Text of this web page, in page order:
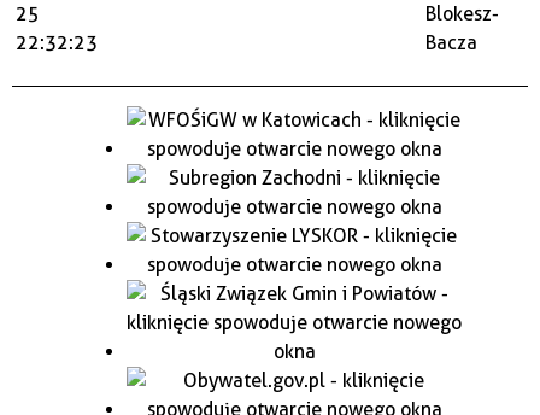
25
22:32:23
Blokesz-
Bacza